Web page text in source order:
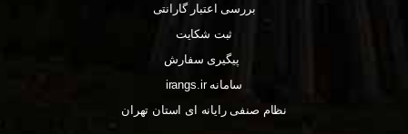
بررسی اعتبار گارانتی
ثبت شکایت
پیگیری سفارش
سامانه irangs.ir
نظام صنفی رایانه ای استان تهران